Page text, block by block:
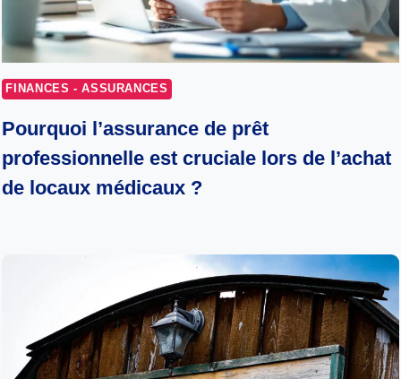
FINANCES - ASSURANCES
Pourquoi l’assurance de prêt
professionnelle est cruciale lors de l’achat
de locaux médicaux ?